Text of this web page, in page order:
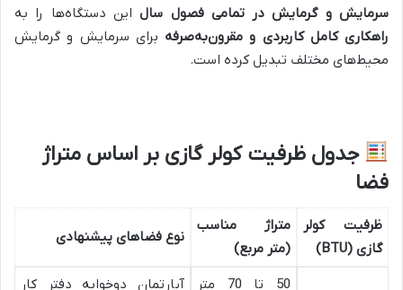
سرمایش و گرمایش در تمامی فصول سالاین دستگاه‌ها را به
راهکاری کامل کاربردی و مقرون‌به‌صرفه برای سرمایش و گرمایش
محیط‌های مختلف تبدیل کرده است.
جدول ظرفیت کولر گازی بر اساس متراژ
فضا
ظرفیت کولر
گازی (BTU)
متراژ مناسب
(متر مربع)
نوع فضاهای پیشنهادی
50 تا 70 متر
آپارتمان دوخوابه دفتر کار